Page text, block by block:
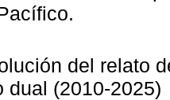
del relato
dual (2010-2025)